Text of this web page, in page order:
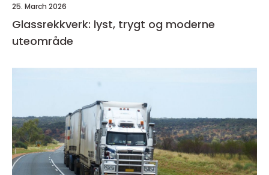
25. March 2026
Glassrekkverk: lyst, trygt og moderne
uteområde